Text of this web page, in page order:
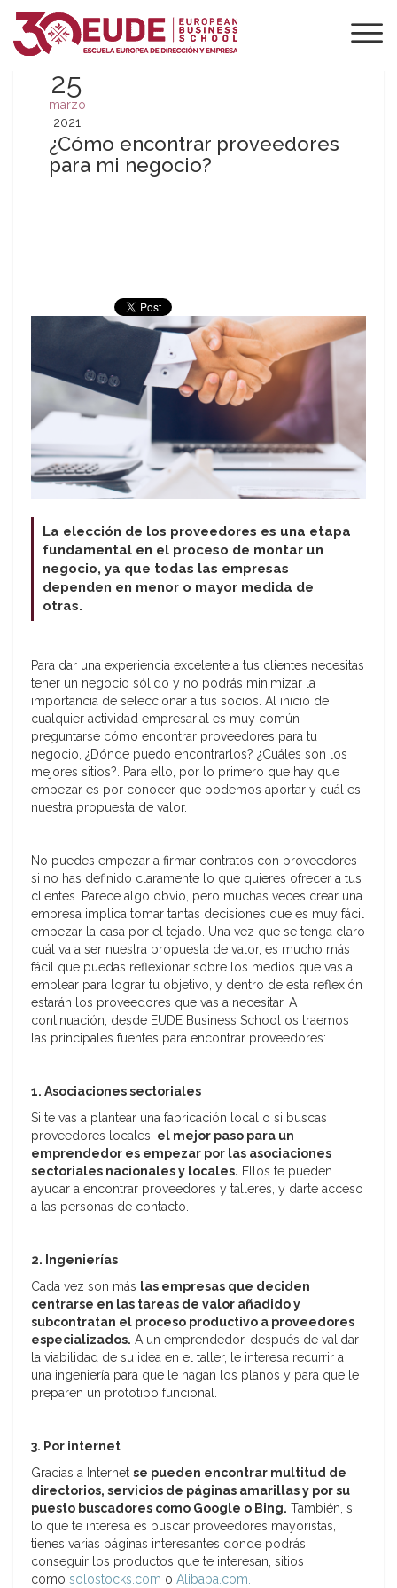
25
marzo
2021
¿Cómo encontrar proveedores
para mi negocio?
La elección de los proveedores es una etapa
fundamental en el proceso de montar un
negocio, ya que todas las empresas
dependen en menor o mayor medida de
otras.
Para dar una experiencia excelente a tus clientes necesitas
tener un negocio sólido y no podrás minimizar la
importancia de seleccionar a tus socios. Al inicio de
cualquier actividad empresarial es muy común
preguntarse cómo encontrar proveedores para tu
negocio, ¿Dónde puedo encontrarlos? ¿Cuáles son los
mejores sitios?. Para ello, por lo primero que hay que
empezar es por conocer que podemos aportar y cuál es
nuestra propuesta de valor.
No puedes empezar a firmar contratos con proveedores
si no has definido claramente lo que quieres ofrecer a tus
clientes. Parece algo obvio, pero muchas veces crear una
empresa implica tomar tantas decisiones que es muy fácil
empezar la casa por el tejado. Una vez que se tenga claro
cuál va a ser nuestra propuesta de valor, es mucho más
fácil que puedas reflexionar sobre los medios que vas a
emplear para lograr tu objetivo, y dentro de esta reflexión
estarán los proveedores que vas a necesitar. A
continuación, desde EUDE Business School os traemos
las principales fuentes para encontrar proveedores:
1. Asociaciones sectoriales
Si te vas a plantear una fabricación local o si buscas
proveedores locales, el mejor paso para un
emprendedor es empezar por las asociaciones
sectoriales nacionales y locales. Ellos te pueden
ayudar a encontrar proveedores y talleres, y darte acceso
a las personas de contacto.
2. Ingenierías
Cada vez son más las empresas que deciden
centrarse en las tareas de valor añadido y
subcontratan el proceso productivo a proveedores
especializados. A un emprendedor, después de validar
la viabilidad de su idea en el taller, le interesa recurrir a
una ingeniería para que le hagan los planos y para que le
preparen un prototipo funcional.
3. Por internet
Gracias a Internet se pueden encontrar multitud de
directorios, servicios de páginas amarillas y por su
puesto buscadores como Google o Bing. También, si
lo que te interesa es buscar proveedores mayoristas,
tienes varias páginas interesantes donde podrás
conseguir los productos que te interesan, sitios
como solostocks.com o Alibaba.com.